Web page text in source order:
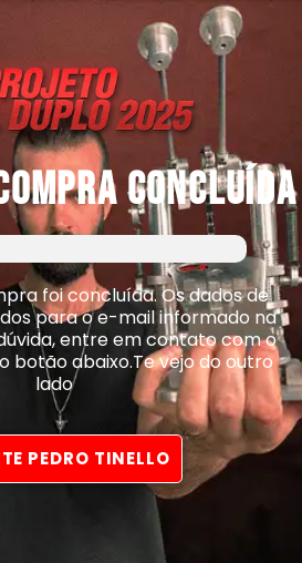
concluída
foi concluída. Os dados de
para o e-mail informado na
entre em contato com o
botão abaixo.Te vejo do outro
lado
PEDRO TINELLO